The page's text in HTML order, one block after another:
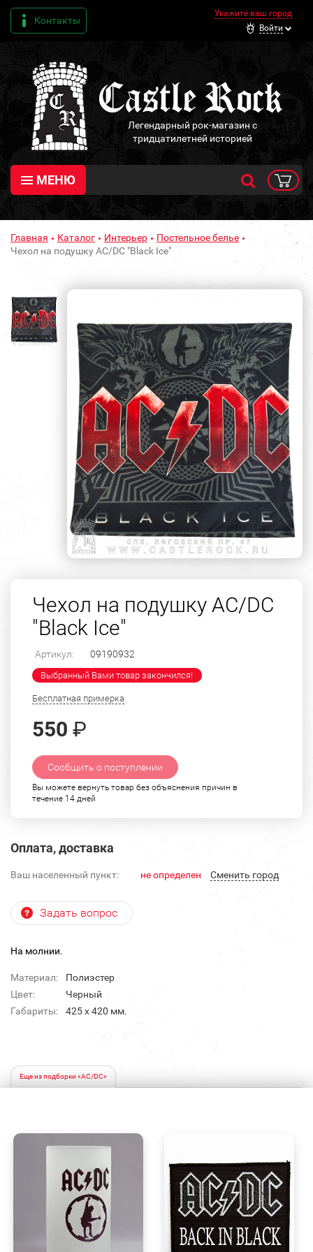
Контакты
Укажите ваш город
Войти
Легендарный рок-магазин с
тридцатилетней историей
МЕНЮ
Главная Каталог Интерьер
Постельное белье
Чехол на подушку AC/DC "Black Ice"
Чехол на подушку AC/DC
"Black Ice"
Артикул: 09190932
Выбранный Вами товар закончился!
Бесплатная примерка
550 ₽
Сообщить о поступлении
Вы можете вернуть товар без объяснения причин в
течение 14 дней
Оплата, доставка
Ваш населенный пункт: не определен Cменить город
Задать вопрос
На молнии.
Материал:
Полиэстер
Цвет:
Черный
Габариты:
425 х 420 мм.
Еще из подборки «AC/DC»